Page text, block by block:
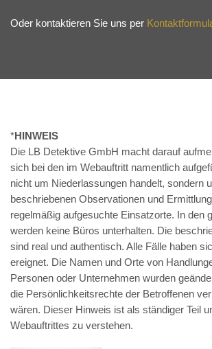
Oder kontaktieren Sie uns per
*HINWEIS
Die LB Detektive GmbH macht darauf
sich bei den im Webauftritt namentlich
nicht um Niederlassungen handelt, sondern
beschriebenen Observationen und
regelmäßig aufgesuchte Einsatzorte. In den
werden keine Büros unterhalten. Die
sind real und authentisch. Alle Fälle haben
ereignet. Die Namen und Orte von
Personen oder Unternehmen wurden
die Persönlichkeitsrechte der Betroffenen
wären. Dieser Hinweis ist als ständiger Teil
Webauftrittes zu verstehen.